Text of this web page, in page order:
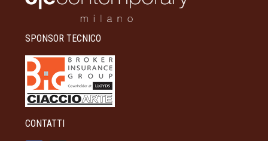
SPONSOR TECNICO
CONTATTI